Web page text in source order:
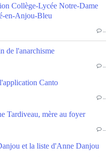
Collège-Lycée Notre-Dame
en-Anjou-Bleu
…
de l'anarchisme
…
Canto
…
Tardiveau, mère au foyer
…
et la liste d'Anne Danjou